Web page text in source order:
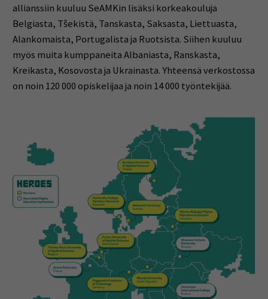
allianssiin kuuluu SeAMKin lisäksi korkeakouluja
Belgiasta, Tšekistä, Tanskasta, Saksasta, Liettuasta,
Alankomaista, Portugalista ja Ruotsista. Siihen kuuluu
myös muita kumppaneita Albaniasta, Ranskasta,
Kreikasta, Kosovosta ja Ukrainasta. Yhteensä verkostossa
on noin 120 000 opiskelijaa ja noin 14 000 työntekijää.